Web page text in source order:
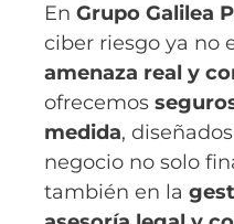
En Grupo Galilea
ciber riesgo ya no
amenaza real y
ofrecemos
medida,
negocio no solo
también en la